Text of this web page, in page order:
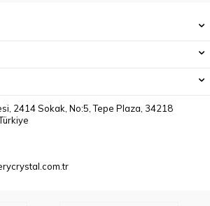
2414 Sokak, No:5, Tepe Plaza, 34218